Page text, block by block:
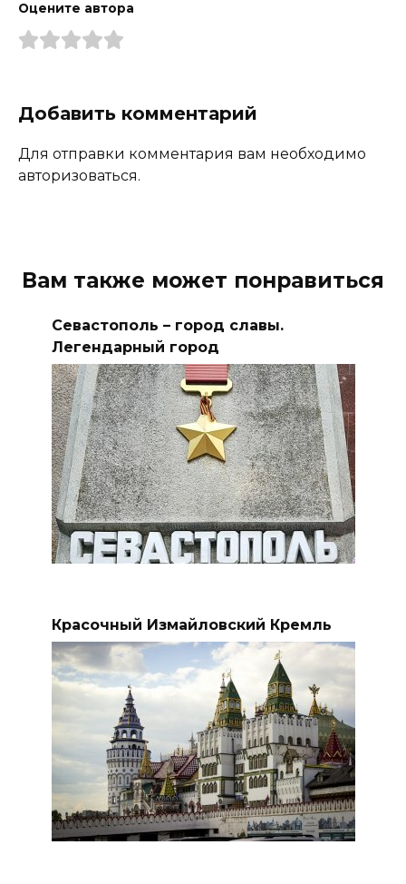
Оцените автора
Добавить комментарий
Для отправки комментария вам необходимо
авторизоваться.
Вам также может понравиться
Севастополь – город славы.
Легендарный город
Красочный Измайловский Кремль